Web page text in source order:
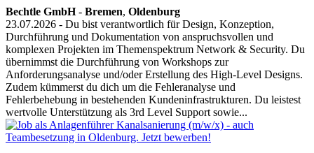
Bechtle GmbH- Bremen, Oldenburg
23.07.2026 - Du bist verantwortlich für Design, Konzeption,
Durchführung und Dokumentation von anspruchsvollen und
komplexen Projekten im Themenspektrum Network & Security. Du
übernimmst die Durchführung von Workshops zur
Anforderungsanalyse und/oder Erstellung des High-Level Designs.
Zudem kümmerst du dich um die Fehleranalyse und
Fehlerbehebung in bestehenden Kundeninfrastrukturen. Du leistest
wertvolle Unterstützung als 3rd Level Support sowie...